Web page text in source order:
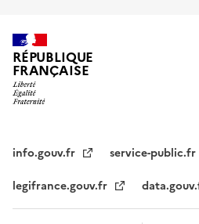
RÉPUBLIQUE
FRANÇAISE
info.gouv.fr
service-public.fr
legifrance.gouv.fr